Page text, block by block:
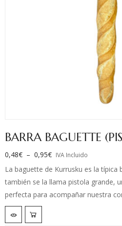
BARRA BAGUETTE
0,48€ – 0,95€ IVA Incluido
La baguette de Kurrusku es la típica
también se la llama pistola grande,
perfecta para acompañar nuestra